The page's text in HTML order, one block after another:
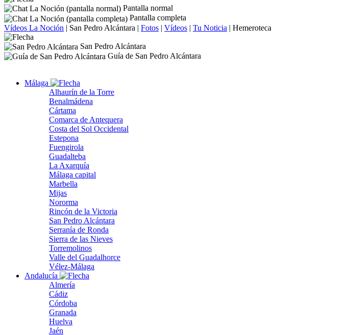
Pantalla normal
Pantalla completa
Vídeos La Noción | San Pedro Alcántara | Fotos | Vídeos | Tu Noticia | Hemeroteca
San Pedro Alcántara
Guía de San Pedro Alcántara
Málaga
Alhaurín de la Torre
Benalmádena
Cártama
Comarca de Antequera
Costa del Sol Occidental
Estepona
Fuengirola
Guadalteba
La Axarquía
Málaga capital
Marbella
Mijas
Nororma
Rincón de la Victoria
San Pedro Alcántara
Serranía de Ronda
Sierra de las Nieves
Torremolinos
Valle del Guadalhorce
Vélez-Málaga
Andalucía
Almería
Cádiz
Córdoba
Granada
Huelva
Jaén